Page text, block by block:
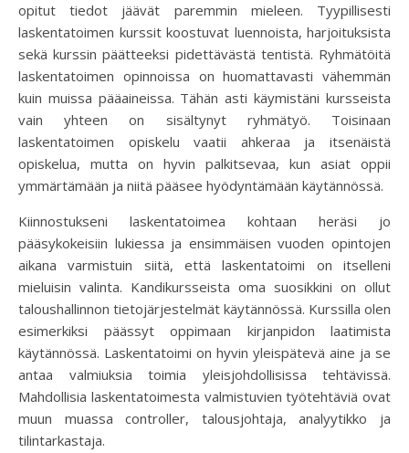
opitut tiedot jäävät paremmin mieleen. Tyypillisesti
laskentatoimen kurssit koostuvat luennoista, harjoituksista
sekä kurssin päätteeksi pidettävästä tentistä. Ryhmätöitä
laskentatoimen opinnoissa on huomattavasti vähemmän
kuin muissa pääaineissa. Tähän asti käymistäni kursseista
vain yhteen on sisältynyt ryhmätyö. Toisinaan
laskentatoimen opiskelu vaatii ahkeraa ja itsenäistä
opiskelua, mutta on hyvin palkitsevaa, kun asiat oppii
ymmärtämään ja niitä pääsee hyödyntämään käytännössä.
Kiinnostukseni laskentatoimea kohtaan heräsi jo
pääsykokeisiin lukiessa ja ensimmäisen vuoden opintojen
aikana varmistuin siitä, että laskentatoimi on itselleni
mieluisin valinta. Kandikursseista oma suosikkini on ollut
taloushallinnon tietojärjestelmät käytännössä. Kurssilla olen
esimerkiksi päässyt oppimaan kirjanpidon laatimista
käytännössä. Laskentatoimi on hyvin yleispätevä aine ja se
antaa valmiuksia toimia yleisjohdollisissa tehtävissä.
Mahdollisia laskentatoimesta valmistuvien työtehtäviä ovat
muun muassa controller, talousjohtaja, analyytikko ja
tilintarkastaja.